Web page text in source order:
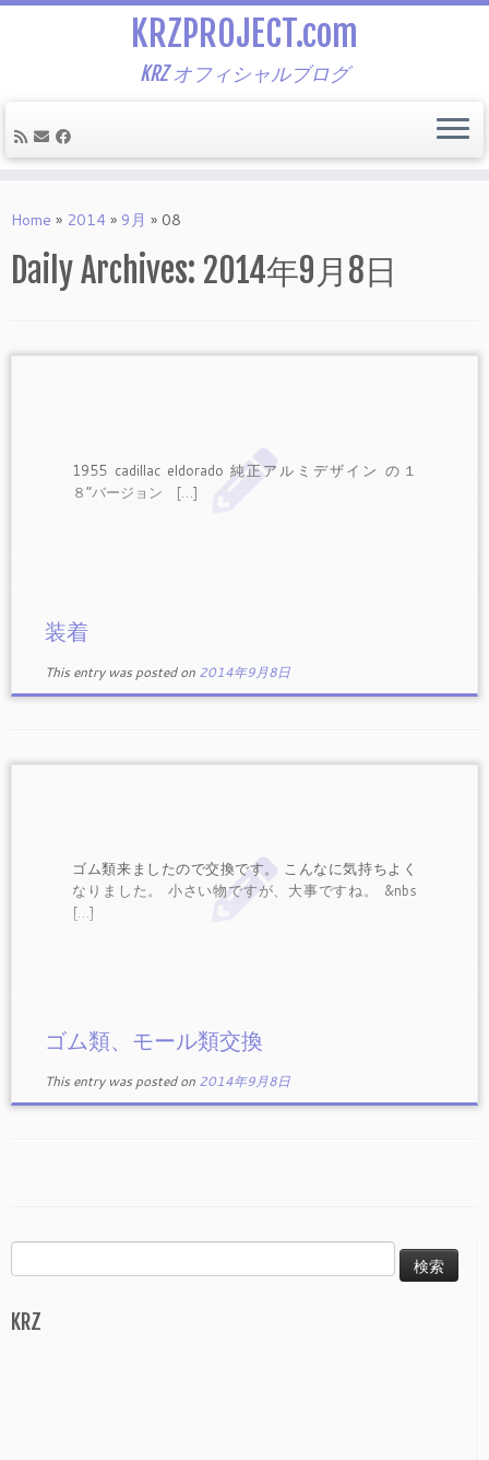
to
KRZPROJECT.com
KRZ オフィシャルブログ
Home » 2014 » 9月 » 08
Daily Archives: 2014年9月8日
1955 cadillac eldorado 純正アルミデザイン の１
８”バージョン […]
装着
This entry was posted on 2014年9月8日
ゴム類来ましたので交換です。 こんなに気持ちよく
なりました。 小さい物ですが、大事ですね。 &nbs
[…]
ゴム類、モール類交換
This entry was posted on 2014年9月8日
索:
KRZ